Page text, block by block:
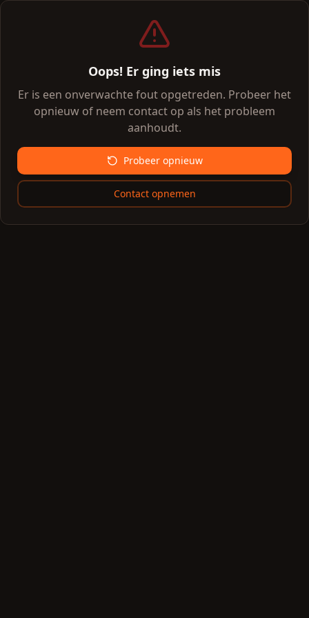
Oops! Er ging iets mis
Er is een onverwachte fout opgetreden. Probeer het
opnieuw of neem contact op als het probleem
aanhoudt.
Probeer opnieuw
Contact opnemen